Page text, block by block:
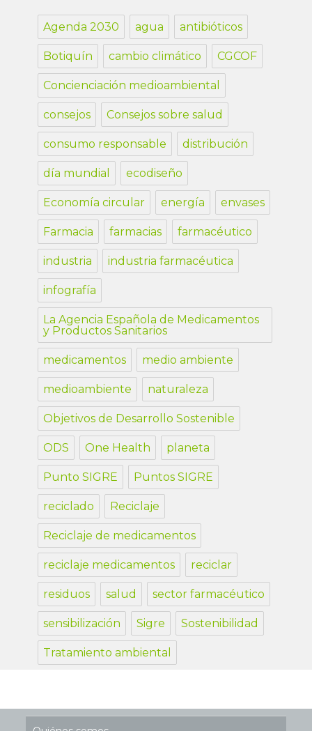
Agenda 2030 agua antibióticos
Botiquín cambio climático CGCOF
Concienciación medioambiental
consejos Consejos sobre salud
consumo responsable distribución
día mundial ecodiseño
Economía circular energía envases
Farmacia farmacias farmacéutico
industria industria farmacéutica
infografía
La Agencia Española de Medicamentos
y Productos Sanitarios
medicamentos medio ambiente
medioambiente naturaleza
Objetivos de Desarrollo Sostenible
ODS One Health planeta
Punto SIGRE Puntos SIGRE
reciclado Reciclaje
Reciclaje de medicamentos
reciclaje medicamentos reciclar
residuos salud sector farmacéutico
sensibilización Sigre Sostenibilidad
Tratamiento ambiental